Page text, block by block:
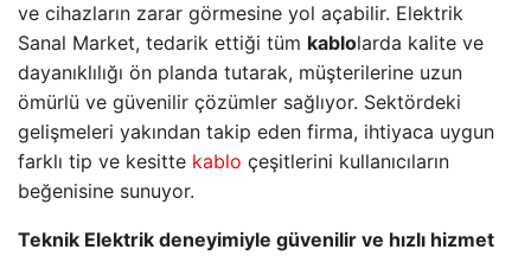
ve cihazların zarar görmesine yol açabilir. Elektrik
Sanal Market, tedarik ettiği tüm kablolarda kalite ve
dayanıklılığı ön planda tutarak, müşterilerine uzun
ömürlü ve güvenilir çözümler sağlıyor. Sektördeki
gelişmeleri yakından takip eden firma, ihtiyaca uygun
farklı tip ve kesitte kablo çeşitlerini kullanıcıların
beğenisine sunuyor.
Teknik Elektrik deneyimiyle güvenilir ve hızlı hizmet